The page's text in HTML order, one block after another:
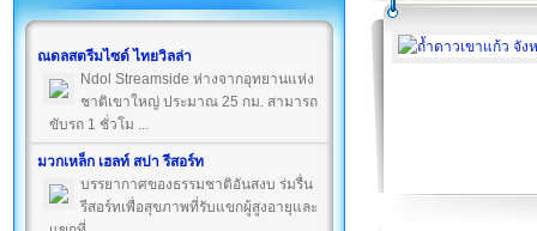
ณดลสตรีมไซด์ ไทยวิลล่า
Ndol Streamside ห่างจากอุทยานแห่ง
ชาติเขาใหญ่ ประมาณ 25 กม. สามารถ
ขับรถ 1 ชั่วโม ...
มวกเหล็ก เฮลท์ สปา รีสอร์ท
บรรยากาศของธรรมชาติอันสงบ ร่มรื่น
รีสอร์ทเพื่อสุขภาพที่รับแขกผู้สูงอายุและ